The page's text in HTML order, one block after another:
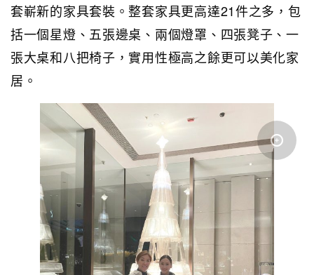
套嶄新的家具套裝。整套家具更高達21件之多，包
括一個星燈、五張邊桌、兩個燈罩、四張凳子、一
張大桌和八把椅子，實用性極高之餘更可以美化家
居。